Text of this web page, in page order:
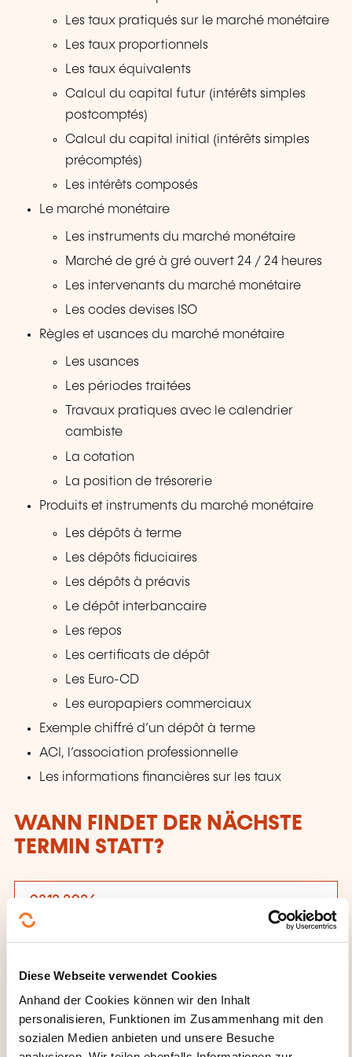
Diese Webseite verwendet Cookies
Anhand der Cookies können wir den Inhalt
personalisieren, Funktionen im Zusammenhang mit den
sozialen Medien anbieten und unsere Besuche
Les taux pratiqués sur le marché monétaire
Les taux proportionnels
Les taux équivalents
Calcul du capital futur (intérêts simples
postcomptés)
Calcul du capital initial (intérêts simples
précomptés)
Les intérêts composés
Le marché monétaire
Les instruments du marché monétaire
Marché de gré à gré ouvert 24 / 24 heures
Les intervenants du marché monétaire
Les codes devises ISO
Règles et usances du marché monétaire
Les usances
Les périodes traitées
Travaux pratiques avec le calendrier
cambiste
La cotation
La position de trésorerie
Produits et instruments du marché monétaire
Les dépôts à terme
Les dépôts fiduciaires
Les dépôts à préavis
Le dépôt interbancaire
Les repos
Les certificats de dépôt
Les Euro-CD
Les europapiers commerciaux
Exemple chiffré d’un dépôt à terme
ACI, l’association professionnelle
Les informations financières sur les taux
WANN FINDET DER NÄCHSTE
TERMIN STATT?
03.12.2026
Luxembourg
FR 250,00€
Details anzeigen
Veranstaltungsort der Weiterbildung
Centre de formation